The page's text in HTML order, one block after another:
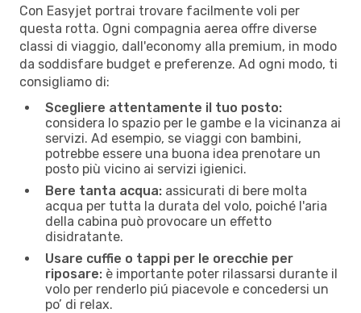
Con Easyjet portrai trovare facilmente voli per
questa rotta. Ogni compagnia aerea offre diverse
classi di viaggio, dall'economy alla premium, in modo
da soddisfare budget e preferenze. Ad ogni modo, ti
consigliamo di:
Scegliere attentamente il tuo posto:
considera lo spazio per le gambe e la vicinanza ai
servizi. Ad esempio, se viaggi con bambini,
potrebbe essere una buona idea prenotare un
posto più vicino ai servizi igienici.
Bere tanta acqua: assicurati di bere molta
acqua per tutta la durata del volo, poiché l'aria
della cabina può provocare un effetto
disidratante.
Usare cuffie o tappi per le orecchie per
riposare: è importante poter rilassarsi durante il
volo per renderlo piú piacevole e concedersi un
po’ di relax.